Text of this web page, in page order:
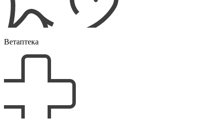
Ветаптека